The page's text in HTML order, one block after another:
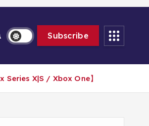
Subscribe
Series X|S / Xbox One】